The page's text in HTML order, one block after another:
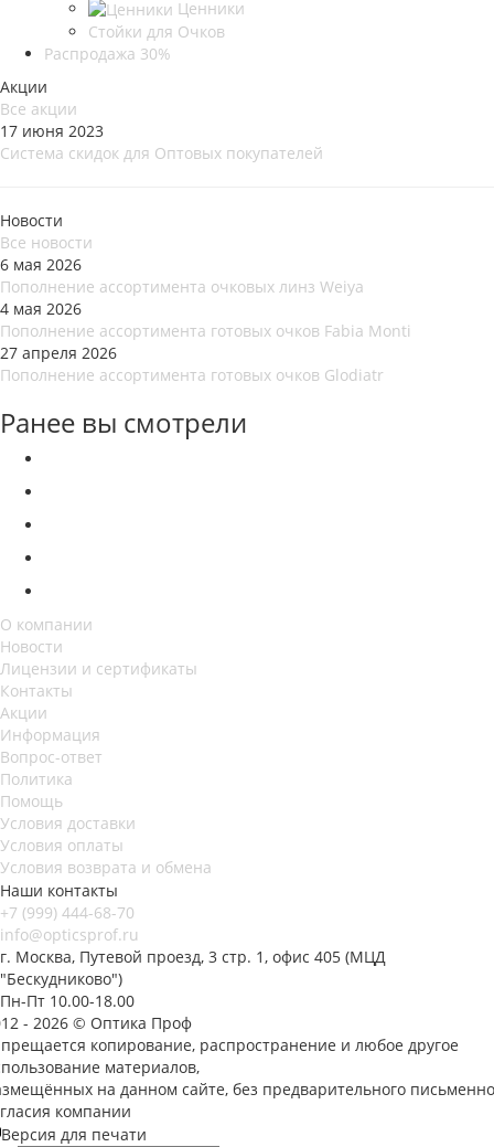
Ценники
Стойки для Очков
Распродажа 30%
Акции
Все акции
17 июня 2023
Система скидок для Оптовых покупателей
Новости
Все новости
6 мая 2026
Пополнение ассортимента очковых линз Weiya
4 мая 2026
Пополнение ассортимента готовых очков Fabia Monti
27 апреля 2026
Пополнение ассортимента готовых очков Glodiatr
Ранее вы смотрели
О компании
Новости
Лицензии и сертификаты
Контакты
Акции
Информация
Вопрос-ответ
Политика
Помощь
Условия доставки
Условия оплаты
Условия возврата и обмена
Наши контакты
+7 (999) 444-68-70
info@opticsprof.ru
г. Москва, Путевой проезд, 3 стр. 1, офис 405 (МЦД
"Бескудниково")
Пн-Пт 10.00-18.00
- 2026 © Оптика Проф
копирование, распространение и любое другое
материалов,
на данном сайте, без предварительного
компании
Версия для печати